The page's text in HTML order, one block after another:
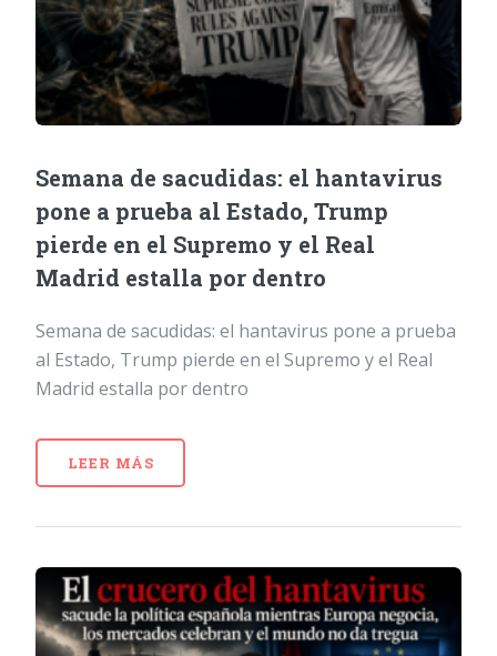
Semana de sacudidas: el hantavirus
pone a prueba al Estado, Trump
pierde en el Supremo y el Real
Madrid estalla por dentro
Semana de sacudidas: el hantavirus pone a prueba
al Estado, Trump pierde en el Supremo y el Real
Madrid estalla por dentro
LEER MÁS